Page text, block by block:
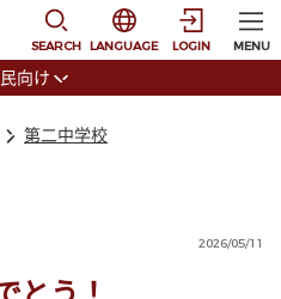
SEARCH
選択すると言語の切
LANGUAGE LOGIN MENU
向け
第二中学校
2026/05/11